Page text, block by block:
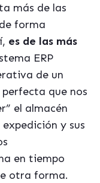
más de las
forma
es de las más
ERP
de un
perfecta que nos
el almacén
y sus
en tiempo
otra forma.